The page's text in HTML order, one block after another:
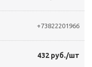
+73822201966
432 руб./шт